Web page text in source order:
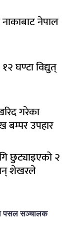
नेपाल
घण्टा विद्युत्
गरेका
बम्पर उपहार
छुट्याइएको २
शेखरले
पसल सञ्चालक